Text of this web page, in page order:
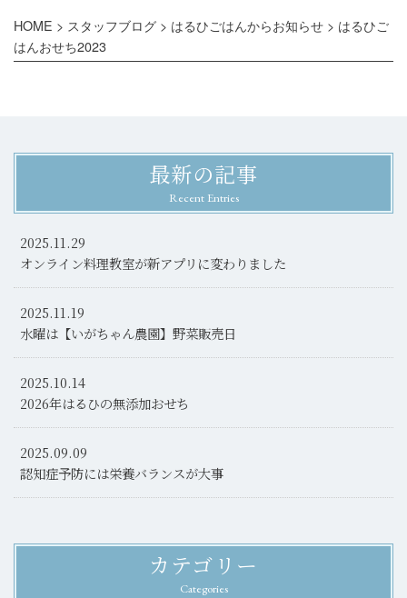
HOME > スタッフブログ > はるひごはんからお知らせ > はるひご
はんおせち2023
最新の記事
Recent Entries
2025.11.29
オンライン料理教室が新アプリに変わりました
2025.11.19
水曜は【いがちゃん農園】野菜販売日
2025.10.14
2026年はるひの無添加おせち
2025.09.09
認知症予防には栄養バランスが大事
カテゴリー
Categories